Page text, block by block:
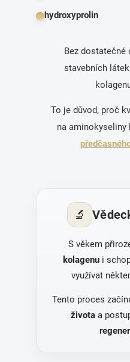
hydroxyprolin
Bez
stavebních
To je důvod, proč
na aminokyseliny
🔬
S věkem
kolagenu i
využívat
Tento proces
života a